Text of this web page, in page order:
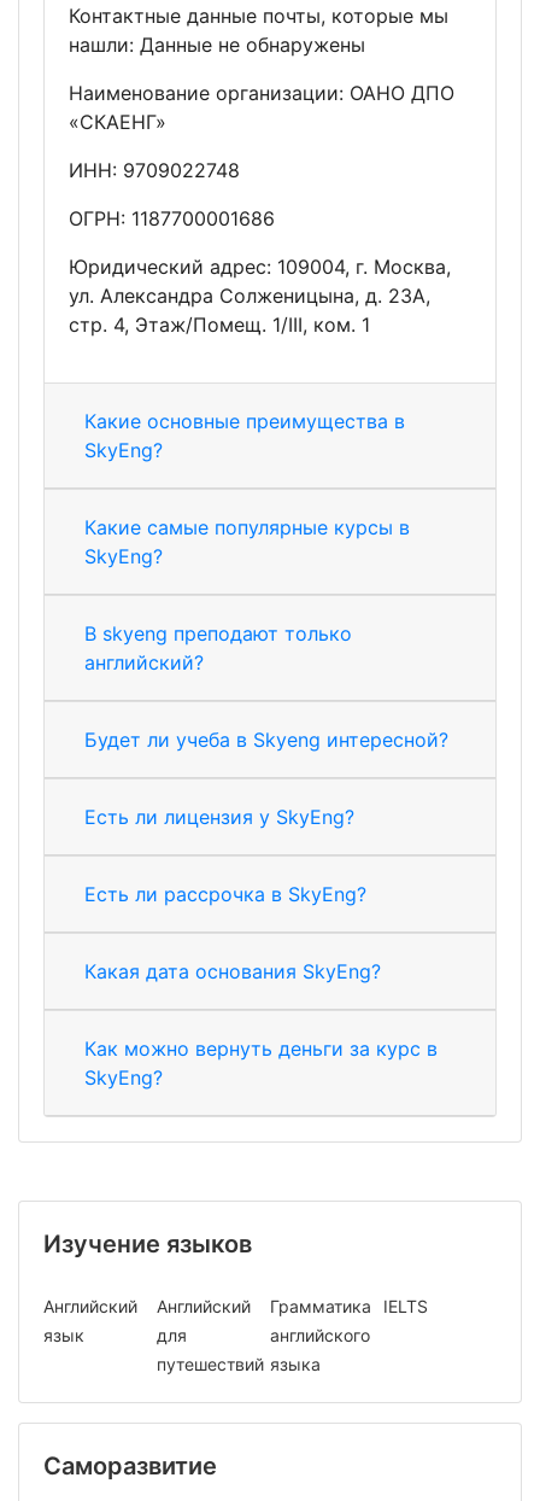
Контактные данные почты, которые мы
нашли: Данные не обнаружены
Наименование организации: ОАНО ДПО
«СКАЕНГ»
ИНН: 9709022748
ОГРН: 1187700001686
Юридический адрес: 109004, г. Москва,
ул. Александра Солженицына, д. 23А,
стр. 4, Этаж/Помещ. 1/III, ком. 1
Какие основные преимущества в
SkyEng?
Какие самые популярные курсы в
SkyEng?
В skyeng преподают только
английский?
Будет ли учеба в Skyeng интересной?
Есть ли лицензия у SkyEng?
Есть ли рассрочка в SkyEng?
Какая дата основания SkyEng?
Как можно вернуть деньги за курс в
SkyEng?
Изучение языков
Английский
язык
Английский
для
путешествий
Грамматика
английского
языка
IELTS
Саморазвитие